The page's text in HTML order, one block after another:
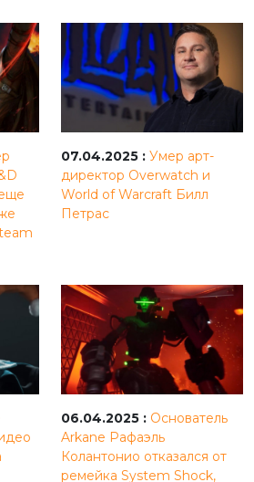
07.04.2025 : Умер арт-
директор Overwatch и
World of Warcraft Билл
Петрас
06.04.2025 : Основатель
Arkane Рафаэль
Колантонио отказался от
ремейка System Shock,